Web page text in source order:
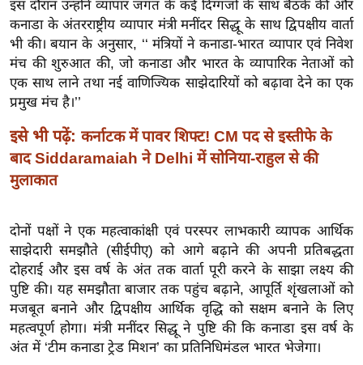
ख्सि
य
त
यं
ग
इं
डि
या
सा
त्य
ज
ग
त
ऑ
टो
व
इस दौरान उन्होंने व्यापार जगत के कई दिग्गजों के साथ बैठकें कीं और
कनाडा के अंतरराष्ट्रीय व्यापार मंत्री मनींदर सिद्धू के साथ द्विपक्षीय वार्ता
भी की। बयान के अनुसार, ‘‘ मंत्रियों ने कनाडा-भारत व्यापार एवं निवेश
मंच की शुरुआत की, जो कनाडा और भारत के व्यापारिक नेताओं को
एक साथ लाने तथा नई वाणिज्यिक साझेदारियों को बढ़ावा देने का एक
प्रमुख मंच है।’’
इसे भी पढ़ें: कर्नाटक में पावर शिफ्ट! CM पद से इस्तीफे के
बाद Siddaramaiah ने Delhi में सोनिया-राहुल से की
मुलाकात
दोनों पक्षों ने एक महत्वाकांक्षी एवं परस्पर लाभकारी व्यापक आर्थिक
साझेदारी समझौते (सीईपीए) को आगे बढ़ाने की अपनी प्रतिबद्धता
दोहराई और इस वर्ष के अंत तक वार्ता पूरी करने के साझा लक्ष्य की
पुष्टि की। यह समझौता बाजार तक पहुंच बढ़ाने, आपूर्ति शृंखलाओं को
मजबूत बनाने और द्विपक्षीय आर्थिक वृद्धि को सक्षम बनाने के लिए
महत्वपूर्ण होगा। मंत्री मनींदर सिद्धू ने पुष्टि की कि कनाडा इस वर्ष के
अंत में ‘टीम कनाडा ट्रेड मिशन’ का प्रतिनिधिमंडल भारत भेजेगा।